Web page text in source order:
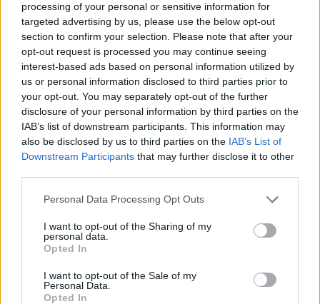
processing of your personal or sensitive information for
targeted advertising by us, please use the below opt-out
section to confirm your selection. Please note that after your
opt-out request is processed you may continue seeing
interest-based ads based on personal information utilized by
us or personal information disclosed to third parties prior to
your opt-out. You may separately opt-out of the further
disclosure of your personal information by third parties on the
IAB’s list of downstream participants. This information may
also be disclosed by us to third parties on the IAB’s List of
Downstream Participants that may further disclose it to other
Personal Data Processing Opt Outs
I want to opt-out of the Sharing of my
personal data.
Opted In
I want to opt-out of the Sale of my
Personal Data.
Opted In
Pavel Činčera: Proč nesníst pár velryb?
5.3.2004
Chápu, že polemika je spíše vedena o tom, zda politici naši i
zahraniční říkají domácí veřejnosti to samé, co sobě navzájem na
různých jednáních. Osobně si myslím, že to nikdo z nich nedělá a že
je to logické, ale z hlediska voliče špatné a je nutné na to
upozorňovat, aby jev nepřerostl určitou míru.
Jan Stejskal: Regulovat je třeba ministrova slova aneb
slang velrybářské komise
Už je to pár měsíců, co na této stránce Miroslav Šutaprotestoval
proti slovům ministra Ambrozka, který sdělil norskému velvyslanci,
že ČR podporuje regulovaný lov velryb. České veřejnosti přitom
Vondrouš před několika týdnyodpověděl , že „regulovaný lov
velryb“ ve slangu velrybářské komise znamená nelovení velryb.
Libor Ambrozek toho ale norskému velvyslanci řekl mnohem víc,
proto chci Dana Vondrouše (případně někoho jiného z MŽP)
poprosit, zda by mohl ze slangu velrybářské komise (IWC)
„přeložit“ ještě několik ministrových vět. Jak čtenářům, tak